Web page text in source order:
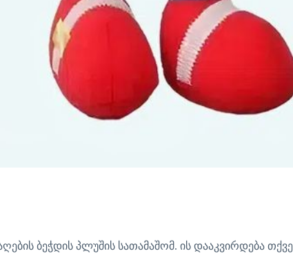
ბეჭდის პლუშის სათამაშომ. ის დააკვირდება